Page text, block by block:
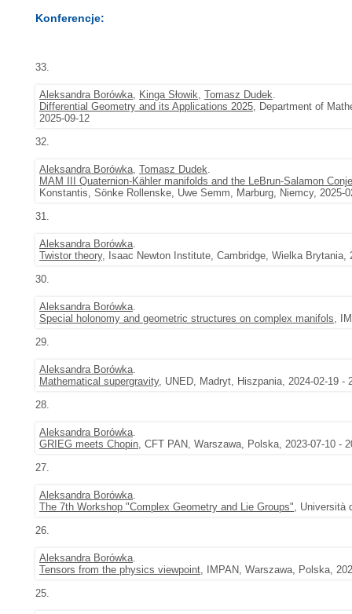
Konferencje:
33.
Aleksandra Borówka, Kinga Słowik, Tomasz Dudek.
Differential Geometry and its Applications 2025, Department of
2025-09-12
32.
Aleksandra Borówka, Tomasz Dudek.
MAM III Quaternion-Kähler manifolds and the LeBrun-Salamon
Konstantis, Sönke Rollenske, Uwe Semm, Marburg, Niemcy, 2025-
31.
Aleksandra Borówka.
Twistor theory, Isaac Newton Institute, Cambridge, Wielka Brytania,
30.
Aleksandra Borówka.
Special holonomy and geometric structures on complex manifols,
29.
Aleksandra Borówka.
Mathematical supergravity, UNED, Madryt, Hiszpania, 2024-02-19 -
28.
Aleksandra Borówka.
GRIEG meets Chopin, CFT PAN, Warszawa, Polska, 2023-07-10 -
27.
Aleksandra Borówka.
The 7th Workshop "Complex Geometry and Lie Groups", Università
26.
Aleksandra Borówka.
Tensors from the physics viewpoint, IMPAN, Warszawa, Polska,
25.